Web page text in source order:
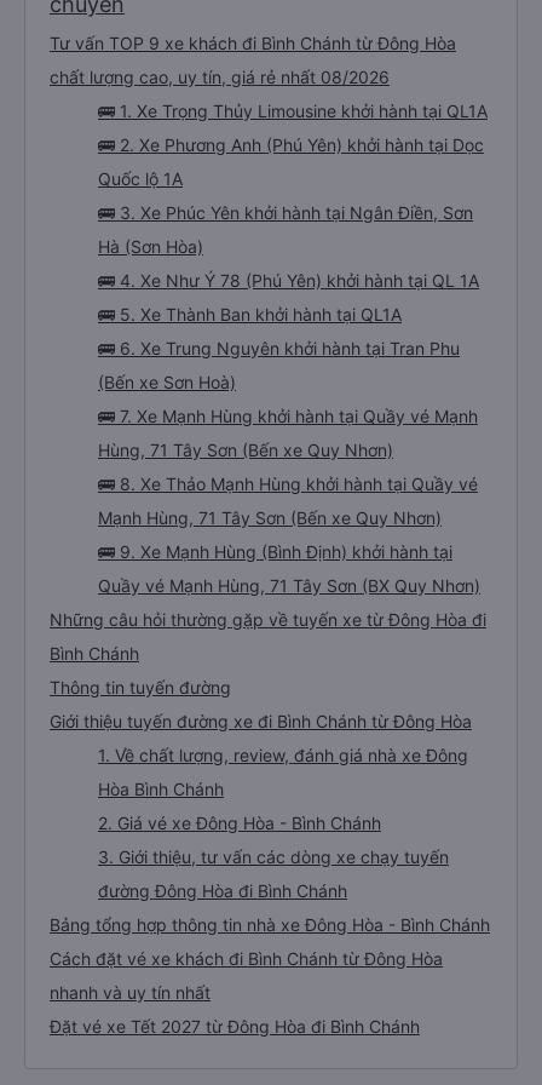
Tư vấn TOP 9 xe khách đi Bình Chánh từ Đông Hòa
chất lượng cao, uy tín, giá rẻ nhất 08/2026
🚌 1. Xe Trọng Thủy Limousine khởi hành tại QL1A
🚌 2. Xe Phương Anh (Phú Yên) khởi hành tại Dọc
Quốc lộ 1A
🚌 3. Xe Phúc Yên khởi hành tại Ngân Điền, Sơn
Hà (Sơn Hòa)
🚌 4. Xe Như Ý 78 (Phú Yên) khởi hành tại QL 1A
🚌 5. Xe Thành Ban khởi hành tại QL1A
🚌 6. Xe Trung Nguyên khởi hành tại Tran Phu
(Bến xe Sơn Hoà)
🚌 7. Xe Mạnh Hùng khởi hành tại Quầy vé Mạnh
Hùng, 71 Tây Sơn (Bến xe Quy Nhơn)
🚌 8. Xe Thảo Mạnh Hùng khởi hành tại Quầy vé
Mạnh Hùng, 71 Tây Sơn (Bến xe Quy Nhơn)
🚌 9. Xe Mạnh Hùng (Bình Định) khởi hành tại
Quầy vé Mạnh Hùng, 71 Tây Sơn (BX Quy Nhơn)
Những câu hỏi thường gặp về tuyến xe từ Đông Hòa đi
Bình Chánh
Thông tin tuyến đường
Giới thiệu tuyến đường xe đi Bình Chánh từ Đông Hòa
1. Về chất lượng, review, đánh giá nhà xe Đông
Hòa Bình Chánh
2. Giá vé xe Đông Hòa - Bình Chánh
3. Giới thiệu, tư vấn các dòng xe chạy tuyến
đường Đông Hòa đi Bình Chánh
Bảng tổng hợp thông tin nhà xe Đông Hòa - Bình Chánh
Cách đặt vé xe khách đi Bình Chánh từ Đông Hòa
nhanh và uy tín nhất
Đặt vé xe Tết 2027 từ Đông Hòa đi Bình Chánh